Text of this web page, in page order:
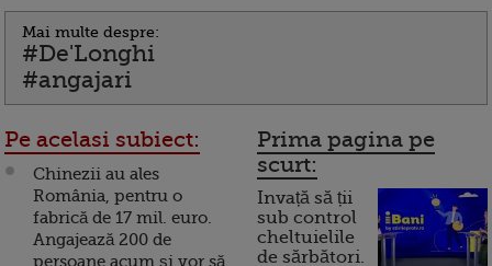
Mai multe despre:
#De'Longhi
#angajari
Pe acelasi subiect:
Chinezii au ales
România, pentru o
fabrică de 17 mil. euro.
Angajează 200 de
persoane acum și vor să
Prima pagina pe
scurt:
Invață să ții
sub control
cheltuielile
de sărbători.